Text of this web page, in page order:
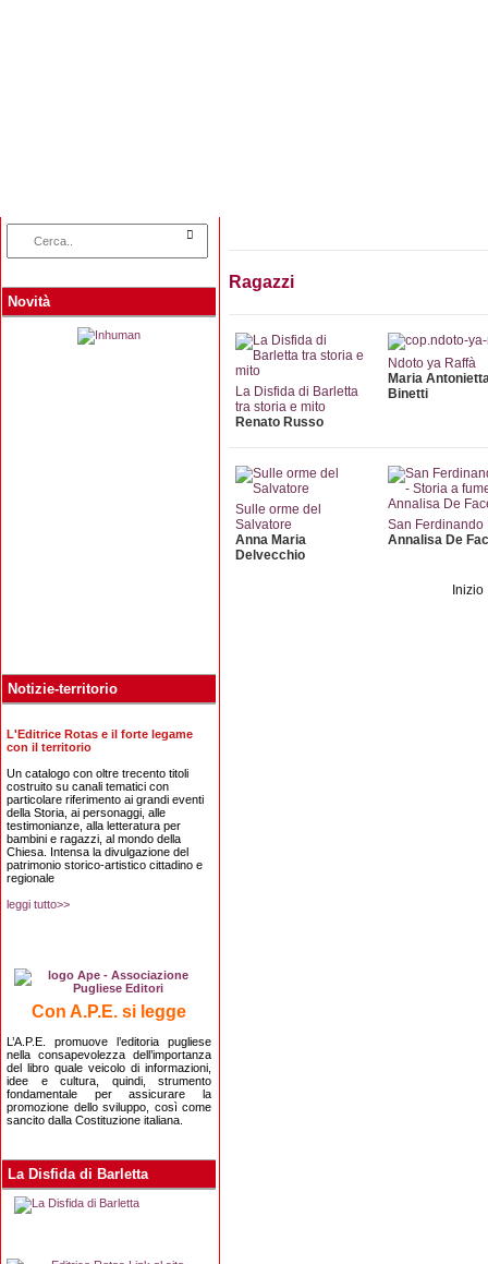
Novità
Notizie-territorio
L'Editrice Rotas e il forte legame
con il territorio
Un catalogo con oltre trecento titoli
costruito su canali tematici con
particolare riferimento ai grandi eventi
della Storia, ai personaggi, alle
testimonianze, alla letteratura per
bambini e ragazzi, al mondo della
Chiesa. Intensa la divulgazione del
patrimonio storico-artistico cittadino e
regionale
leggi tutto>>
Con A.P.E. si legge
L’A.P.E. promuove l’editoria pugliese
nella consapevolezza dell’importanza
del libro quale veicolo di informazioni,
idee e cultura, quindi, strumento
fondamentale per assicurare la
promozione dello sviluppo, così come
sancito dalla Costituzione italiana.
La Disfida di Barletta
Ragazzi
La Disfida di Barletta
tra storia e mito
Renato Russo
Ndoto ya Raffà
Maria
Binetti
Sulle orme del
Salvatore
Anna Maria
Delvecchio
San Ferdinando
Annalisa De
Inizio